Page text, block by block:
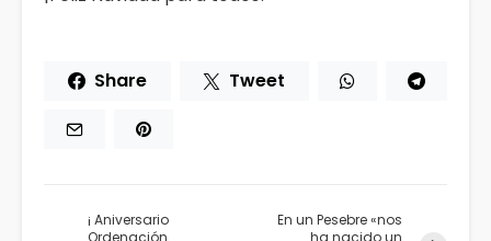
Share Tweet
¡ Aniversario
Ordenación
En un Pesebre «nos
ha nacido un